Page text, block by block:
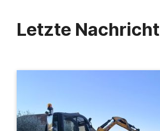
Letzte Nachricht